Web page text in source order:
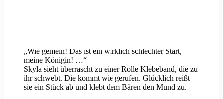
„Wie gemein! Das ist ein wirklich schlechter Start,
meine Königin! …“
Skyla sieht überrascht zu einer Rolle Klebeband, die zu
ihr schwebt. Die kommt wie gerufen. Glücklich reißt
sie ein Stück ab und klebt dem Bären den Mund zu.